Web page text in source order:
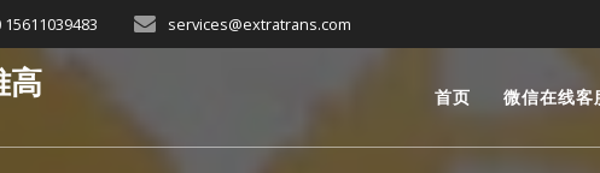
15611039483 services@extratrans.com
高 首页 微信在线客